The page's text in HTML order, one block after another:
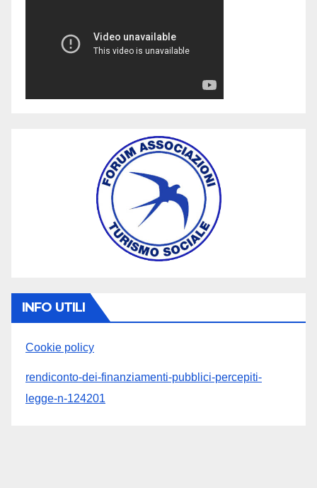
INFO UTILI
Cookie policy
rendiconto-dei-finanziamenti-pubblici-percepiti-
legge-n-124201